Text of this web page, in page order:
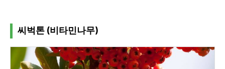
씨벅톤 (비타민나무)